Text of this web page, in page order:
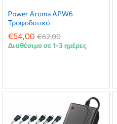
Power Aroma APW6
Τροφοδοτικό
€54,00 €62,00
Διαθέσιμο σε 1-3 ημέρες